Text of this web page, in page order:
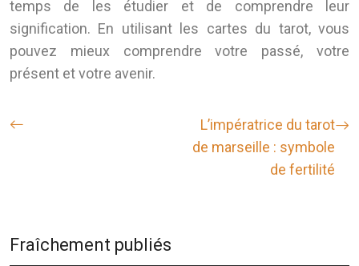
temps de les étudier et de comprendre leur
signification. En utilisant les cartes du tarot, vous
pouvez mieux comprendre votre passé, votre
présent et votre avenir.
L’impératrice du tarot
de marseille : symbole
de fertilité
Fraîchement publiés